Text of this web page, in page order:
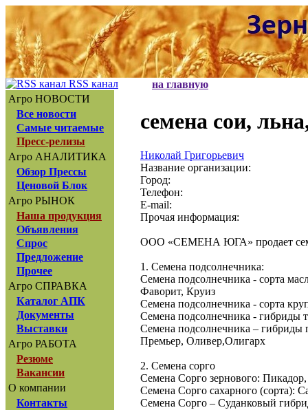
RSS канал
Агро НОВОСТИ
Все новости
Самые читаемые
Пресс-релизы
Агро АНАЛИТИКА
Обзор Прессы
Ценовой Блок
Агро РЫНОК
Наша продукция
Объявления
Спрос
Предложение
Прочее
Агро СПРАВКА
Каталог АПК
Документы
Выставки
Агро РАБОТА
Резюме
Вакансии
О компании
Контакты
на главную
семена сои,
Николай Григорьевич
Название организации:
Город:
Телефон:
E-mail:
Прочая информация:
ООО «СЕМЕНА ЮГА» продает
1. Семена подсолнечника:
Семена подсолнечника - сорта
Фаворит, Круиз
Семена подсолнечника - сорта
Семена подсолнечника - гибриды
Семена подсолнечника –
Премьер, Оливер,Олигарх
2. Семена сорго
Семена Сорго зернового:
Семена Сорго сахарного (сорта):
Семена Сорго – Суданковый